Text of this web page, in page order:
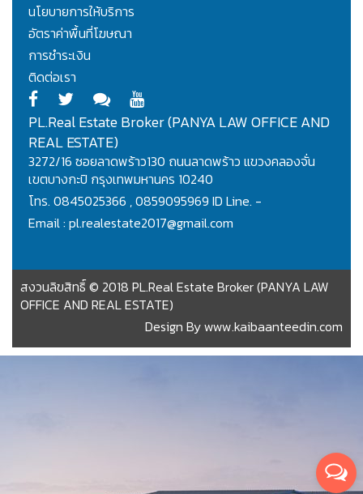
นโยบายการให้บริการ
อัตราค่าพื้นที่โฆษณา
การชำระเงิน
ติดต่อเรา
PL.Real Estate Broker (PANYA LAW OFFICE AND
REAL ESTATE)
3272/16 ซอยลาดพร้าว130 ถนนลาดพร้าว แขวงคลองจั่น
เขตบางกะปิ กรุงเทพมหานคร 10240
โทร. 0845025366 , 0859095969 ID Line. -
Email : pl.realestate2017@gmail.com
สงวนลิขสิทธิ์ © 2018 PL.Real Estate Broker (PANYA LAW
OFFICE AND REAL ESTATE)
Design Bywww.kaibaanteedin.com